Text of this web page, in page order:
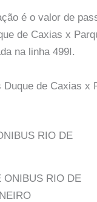
é o valor de
de Caxias x
na linha 499I.
Duque de Caxias x
ONIBUS RIO DE